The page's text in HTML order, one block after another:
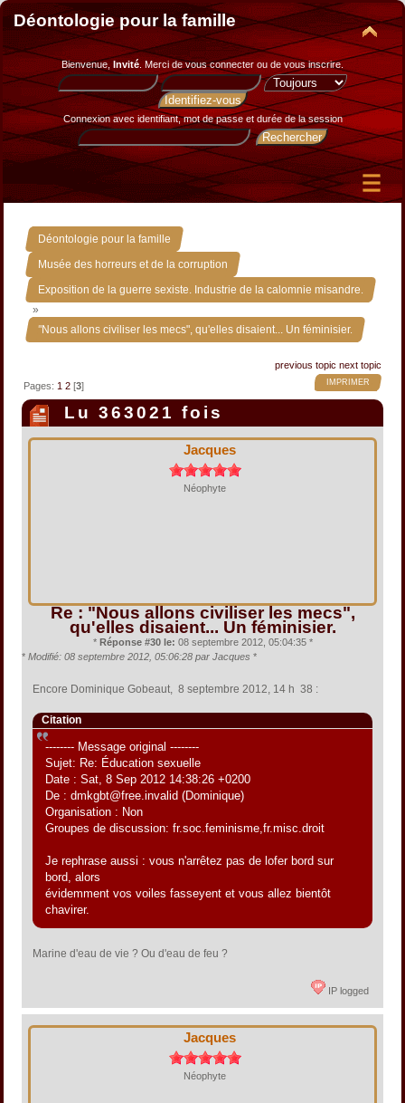
Déontologie pour la famille
Bienvenue, Invité. Merci devous connecter ou de vous inscrire.
Connexion avec identifiant, mot de passe et durée de la session
Déontologie pour la famille »
Musée des horreurs et de la corruption »
Exposition de la guerre sexiste. Industrie de la calomnie misandre.
»
"Nous allons civiliser les mecs", qu'elles disaient... Un féminisier.
previous topic next topic
IMPRIMER
Pages: 1 2 [3]
Lu 363021 fois
Jacques
Néophyte
Re : "Nous allons civiliser les mecs",
qu'elles disaient... Un féminisier.
* Réponse #30 le: 08 septembre 2012, 05:04:35 *
* Modifié: 08 septembre 2012, 05:06:28 par Jacques *
Encore Dominique Gobeaut, 8 septembre 2012, 14 h 38 :
Citation
-------- Message original --------
Sujet: Re: Éducation sexuelle
Date : Sat, 8 Sep 2012 14:38:26 +0200
De : dmkgbt@free.invalid (Dominique)
Organisation : Non
Groupes de discussion: fr.soc.feminisme,fr.misc.droit
Je rephrase aussi : vous n'arrêtez pas de lofer bord sur
bord, alors
évidemment vos voiles fasseyent et vous allez bientôt
chavirer.
Marine d'eau de vie ? Ou d'eau de feu ?
IP logged
Jacques
Néophyte